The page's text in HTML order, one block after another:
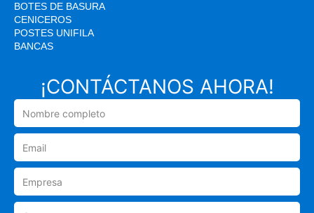
BOTES DE BASURA
CENICEROS
POSTES UNIFILA
BANCAS
¡CONTÁCTANOS AHORA!
Nombre
completo
Email
Empresa
Cargo